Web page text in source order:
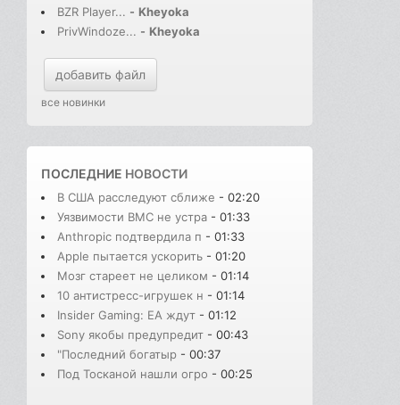
BZR Player... - Kheyoka
PrivWindoze... - Kheyoka
добавить файл
все новинки
ПОСЛЕДНИЕ НОВОСТИ
В США расследуют сближе - 02:20
Уязвимости BMC не устра - 01:33
Anthropic подтвердила п - 01:33
Apple пытается ускорить - 01:20
Мозг стареет не целиком - 01:14
10 антистресс-игрушек н - 01:14
Insider Gaming: EA ждут - 01:12
Sony якобы предупредит - 00:43
"Последний богатыр - 00:37
Под Тосканой нашли огро - 00:25